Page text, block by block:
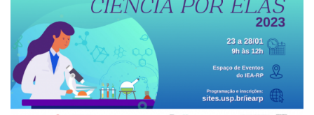
Grupo de Pesquisa GPUBLIC – Centro de Estudos em Gestão
e Políticas Públicas Contemporâneas
Grupos de pesquisa encerrados
Ano Sabático
Daniel Domingues dos Santos
Programas Ano Sabático Encerrados